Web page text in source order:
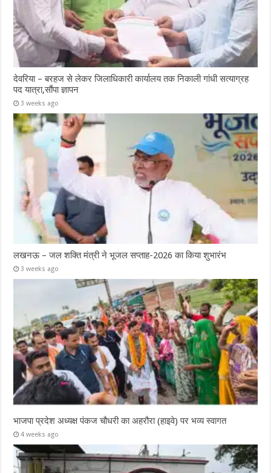
देवरिया – बरहज से लेकर जिलाधिकारी कार्यालय तक निकाली गांधी सत्याग्रह
पद यात्रा,सौंपा ज्ञापन
3 weeks ago
लखनऊ – जल शक्ति मंत्री ने भूजल सप्ताह-2026 का किया शुभारंभ
3 weeks ago
भाजपा प्रदेश अध्यक्ष पंकज चौधरी का अहरौरा (हाइवे) पर भव्य स्वागत
4 weeks ago